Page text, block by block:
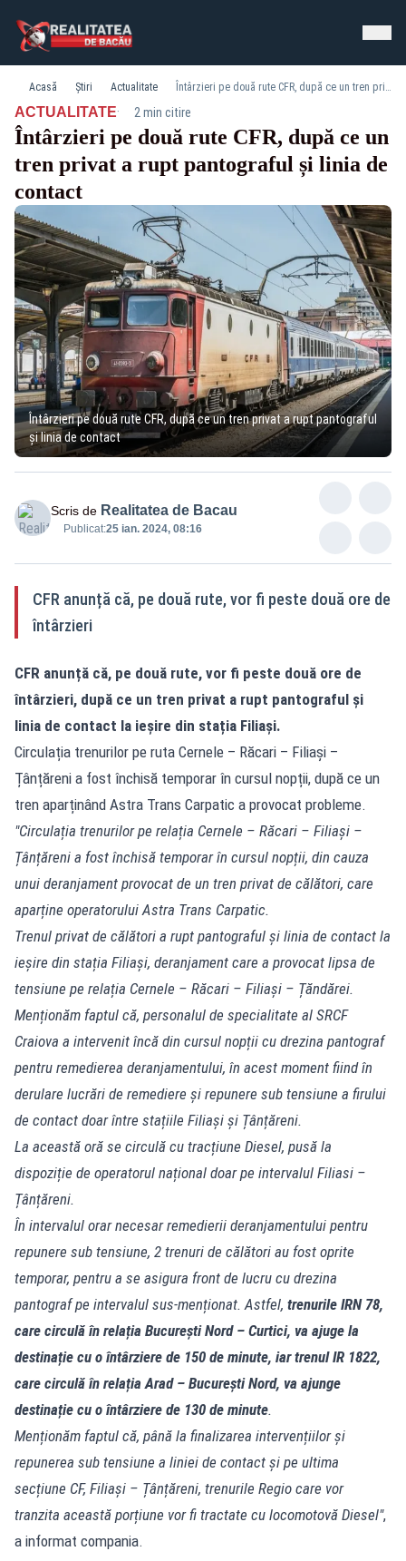
Acasă Știri Actualitate Întârzieri pe două rute CFR, după ce un tren privat a rupt pantograful și linia de contact
ACTUALITATE· 2 min citire
Întârzieri pe două rute CFR, după ce un
tren privat a rupt pantograful și linia de
contact
Întârzieri pe două rute CFR, după ce un tren privat a rupt pantograful
și linia de contact
Scris de Realitatea de Bacau
Publicat:25 ian. 2024, 08:16
CFR anunță că, pe două rute, vor fi peste două ore de
întârzieri
CFR anunță că, pe două rute, vor fi peste două ore de
întârzieri, după ce un tren privat a rupt pantograful și
linia de contact la ieșire din stația Filiași.
Circulația trenurilor pe ruta Cernele – Răcari – Filiași –
Țânțăreni a fost închisă temporar în cursul nopții, după ce un
tren aparținând Astra Trans Carpatic a provocat probleme.
"Circulația trenurilor pe relația Cernele – Răcari – Filiași –
Țânțăreni a fost închisă temporar în cursul nopții, din cauza
unui deranjament provocat de un tren privat de călători, care
aparține operatorului Astra Trans Carpatic.
Trenul privat de călători a rupt pantograful și linia de contact la
ieșire din stația Filiași, deranjament care a provocat lipsa de
tensiune pe relația Cernele – Răcari – Filiași – Țăndărei.
Menționăm faptul că, personalul de specialitate al SRCF
Craiova a intervenit încă din cursul nopții cu drezina pantograf
pentru remedierea deranjamentului, în acest moment fiind în
derulare lucrări de remediere și repunere sub tensiune a firului
de contact doar între stațiile Filiași și Țânțăreni.
La această oră se circulă cu tracțiune Diesel, pusă la
dispoziție de operatorul național doar pe intervalul Filiasi –
Țânțăreni.
În intervalul orar necesar remedierii deranjamentului pentru
repunere sub tensiune, 2 trenuri de călători au fost oprite
temporar, pentru a se asigura front de lucru cu drezina
pantograf pe intervalul sus-menționat. Astfel, trenurile IRN 78,
care circulă în relația București Nord – Curtici, va ajuge la
destinație cu o întârziere de 150 de minute, iar trenul IR 1822,
care circulă în relația Arad – București Nord, va ajunge
destinație cu o întârziere de 130 de minute.
Menționăm faptul că, până la finalizarea intervențiilor și
repunerea sub tensiune a liniei de contact și pe ultima
secțiune CF, Filiași – Țânțăreni, trenurile Regio care vor
tranzita această porțiune vor fi tractate cu locomotovă Diesel",
a informat compania.